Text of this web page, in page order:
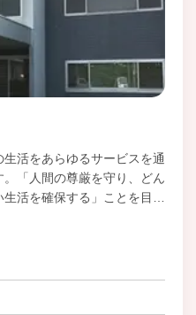
活をあらゆるサービスを通
「人間の尊厳を守り、どん
活を確保する」ことを目